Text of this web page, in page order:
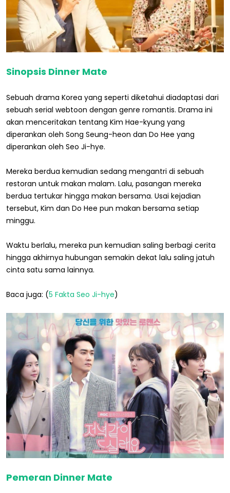
Sinopsis Dinner Mate
Sebuah drama Korea yang seperti diketahui diadaptasi dari
sebuah serial webtoon dengan genre romantis. Drama ini
akan menceritakan tentang Kim Hae-kyung yang
diperankan oleh Song Seung-heon dan Do Hee yang
diperankan oleh Seo Ji-hye.
Mereka berdua kemudian sedang mengantri di sebuah
restoran untuk makan malam. Lalu, pasangan mereka
berdua tertukar hingga makan bersama. Usai kejadian
tersebut, Kim dan Do Hee pun makan bersama setiap
minggu.
Waktu berlalu, mereka pun kemudian saling berbagi cerita
hingga akhirnya hubungan semakin dekat lalu saling jatuh
cinta satu sama lainnya.
Baca juga: (5 Fakta Seo Ji-hye)
Pemeran Dinner Mate